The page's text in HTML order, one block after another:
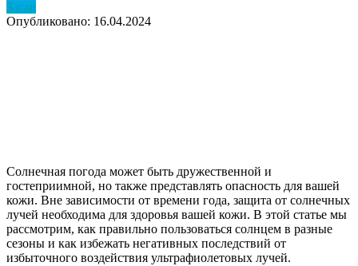
Загар
Опубликовано: 16.04.2024
Солнечная погода может быть дружественной и
гостеприимной, но также представлять опасность для вашей
кожи. Вне зависимости от времени года, защита от солнечных
лучей необходима для здоровья вашей кожи. В этой статье мы
рассмотрим, как правильно пользоваться солнцем в разные
сезоны и как избежать негативных последствий от
избыточного воздействия ультрафиолетовых лучей.